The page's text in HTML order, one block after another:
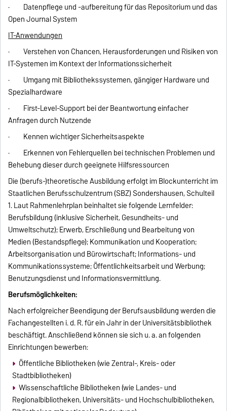
· Datenpflege und -aufbereitung für das Repositorium und das
Open Journal System
IT-Anwendungen
· Verstehen von Chancen, Herausforderungen und Risiken von
IT-Systemen im Kontext der Informationssicherheit
· Umgang mit Bibliothekssystemen, gängiger Hardware und
Spezialhardware
· First-Level-Support bei der Beantwortung einfacher
Anfragen durch Nutzende
· Kennen wichtiger Sicherheitsaspekte
· Erkennen von Fehlerquellen bei technischen Problemen und
Behebung dieser durch geeignete Hilfsressourcen
Die (berufs-)theoretische Ausbildung erfolgt im Blockunterricht im
Staatlichen Berufsschulzentrum (SBZ) Sondershausen, Schulteil
1. Laut Rahmenlehrplan beinhaltet sie folgende Lernfelder:
Berufsbildung (inklusive Sicherheit, Gesundheits- und
Umweltschutz); Erwerb, Erschließung und Bearbeitung von
Medien (Bestandspflege); Kommunikation und Kooperation;
Arbeitsorganisation und Bürowirtschaft; Informations- und
Kommunikationssysteme; Öffentlichkeitsarbeit und Werbung;
Benutzungsdienst und Informationsvermittlung.
Berufsmöglichkeiten:
Nach erfolgreicher Beendigung der Berufsausbildung werden die
Fachangestellten i. d. R. für ein Jahr in der Universitätsbibliothek
beschäftigt. Anschließend können sie sich u. a. an folgenden
Einrichtungen bewerben:
Öffentliche Bibliotheken (wie Zentral-, Kreis- oder
Stadtbibliotheken)
Wissenschaftliche Bibliotheken (wie Landes- und
Regionalbibliotheken, Universitäts- und Hochschulbibliotheken,